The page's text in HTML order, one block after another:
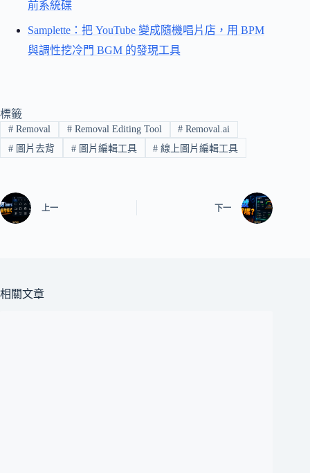
前系統碟
Samplette：把 YouTube 變成隨機唱片店，用 BPM
與調性挖冷門 BGM 的發現工具
標籤
#Removal #Removal Editing Tool # Removal.ai
#圖片去背 #圖片編輯工具 # 線上圖片編輯工具
上一 下一
相關文章